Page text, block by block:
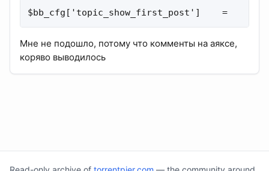
$bb_cfg['topic_show_first_post']    =    1; //
Мне не подошло, потому что комменты на аяксе,
коряво выводилось